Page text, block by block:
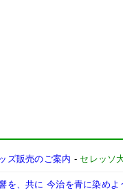
ズ販売のご案内 - セレッソ
を、共に 今治を青に染め